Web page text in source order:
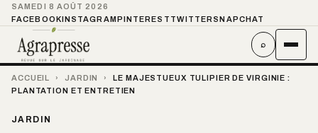
SAMEDI 8 AOÛT 2026
FACEBOOKINSTAGRAMPINTEREST TWITTER SNAPCHAT
⌕
ACCUEIL › JARDIN ›
LE MAJESTUEUX TULIPIER DE VIRGINIE :
PLANTATION ET ENTRETIEN
JARDIN